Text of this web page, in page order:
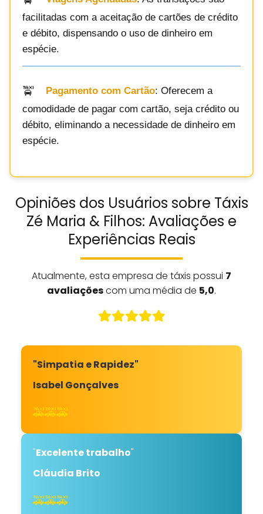
facilitadas com a aceitação de cartões de crédito
e débito, dispensando o uso de dinheiro em
espécie.
Pagamento com Cartão: Oferecem a
comodidade de pagar com cartão, seja crédito ou
débito, eliminando a necessidade de dinheiro em
espécie.
Opiniões dos Usuários sobre Táxis
Zé Maria & Filhos: Avaliações e
Experiências Reais
Atualmente, esta empresa de táxis possui 7
avaliaçõescom uma média de 5,0.
"Simpatia e Rapidez"
Isabel Gonçalves
🚕🚕🚕
"Excelente trabalho"
Cláudia Brito
🚕🚕🚕